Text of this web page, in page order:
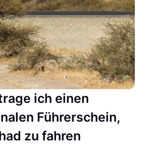
ich einen
Führerschein,
zu fahren